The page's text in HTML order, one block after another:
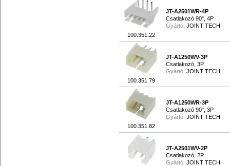
100.351.22
JT-A2501WR-4P
Csatlakozó 90°, 4P
Gyártó: JOINT TECH
100.351.79
JT-A1250WV-3P
Csatlakozó, 3P
Gyártó: JOINT TECH
100.351.82
JT-A1250WR-3P
Csatlakozó 90°, 3P
Gyártó: JOINT TECH
JT-A2501WV-2P
Csatlakozó, 2P
Gyártó: JOINT TECH